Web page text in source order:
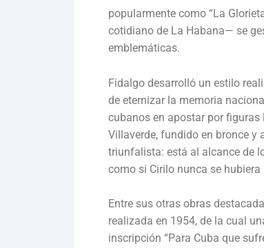
popularmente como “La
cotidiano de La Habana— se
emblemáticas.
Fidalgo desarrolló un estilo
de eternizar la memoria
cubanos en apostar por
Villaverde, fundido en bronce y
triunfalista: está al alcance de
como si Cirilo nunca se
Entre sus otras obras
realizada en 1954, de la cual
inscripción “Para Cuba que